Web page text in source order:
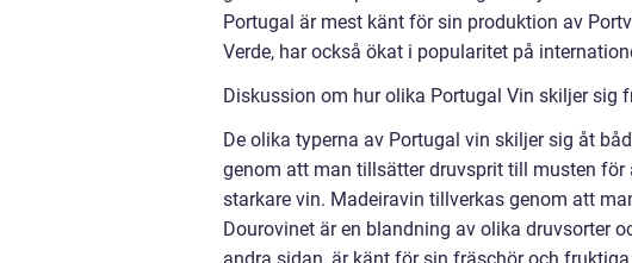
Portugal är mest känt för sin produktion av
Verde, har också ökat i popularitet på
Diskussion om hur olika Portugal Vin skiljer sig
De olika typerna av Portugal vin skiljer sig åt
genom att man tillsätter druvsprit till musten
starkare vin. Madeiravin tillverkas genom att
Dourovinet är en blandning av olika druvsorter